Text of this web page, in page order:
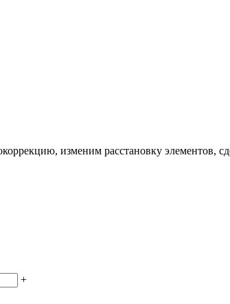
изменим расстановку элементов,
+